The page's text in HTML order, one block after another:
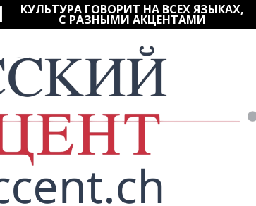
КУЛЬТУРА ГОВОРИТ НА ВСЕХ ЯЗЫКАХ,
С РАЗНЫМИ АКЦЕНТАМИ